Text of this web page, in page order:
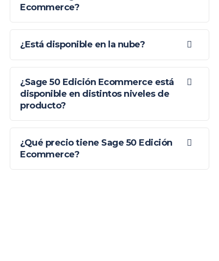
Ecommerce?
¿Está disponible en la nube?
¿Sage 50 Edición Ecommerce está
disponible en distintos niveles de
producto?
¿Qué precio tiene Sage 50 Edición
Ecommerce?